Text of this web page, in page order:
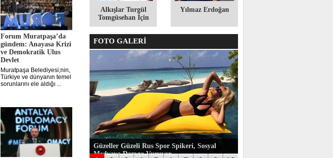
Forum Muratpaşa’da
gündem: Anayasa Krizi
ve Demokratik Ulus
Devlet
Muratpaşa Belediyesi;nin,
Türkiye ve dünyanın temel
sorunlarını ele aldığı ...
Alkışlar Turgül
Tomgüsehan İçin
Yılmaz Erdoğan
FOTO GALERİ
Güzeller Güzeli Rus Spor Spikeri, Sosyal
Medyaya Damga Vuruyor